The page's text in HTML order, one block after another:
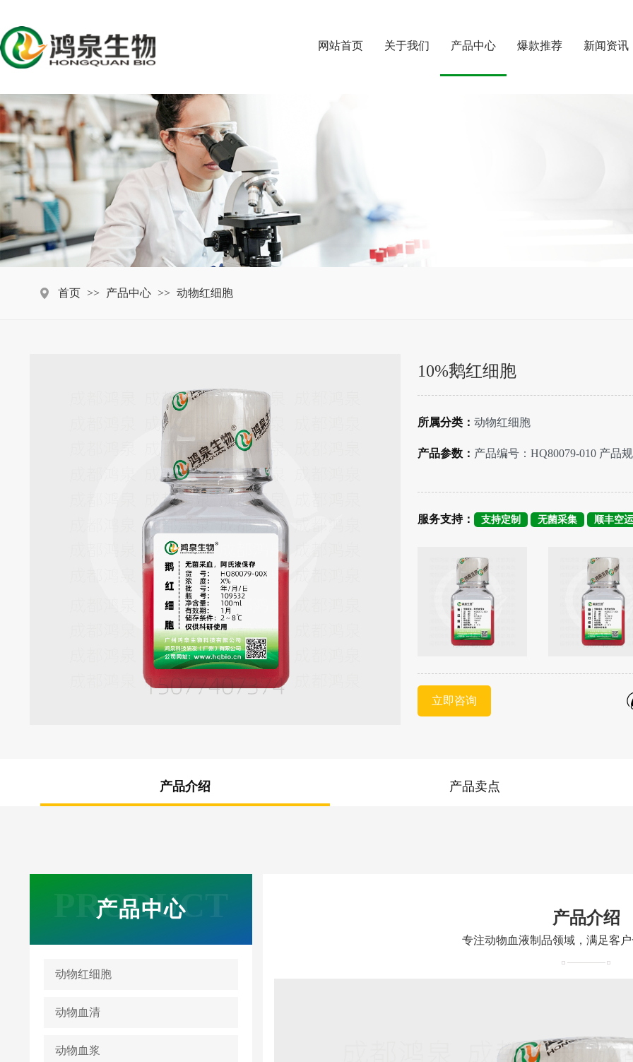
网站首页 关于我们 产品中心 爆款推荐 新闻资讯
首页 >> 产品中心 >> 动物红细胞
10%鹅红细胞
所属分类： 动物红细胞
产品参数： 产品编号：HQ80079-010 产品
服务支持： 支持定制 无菌采集 顺丰空运
立即咨询
产品介绍 产品卖点
产品中心
动物红细胞
动物血清
动物血浆
产品介绍
专注动物血液制品领域，满足客